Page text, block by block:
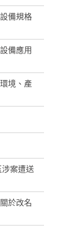
備規格
備應用
境、產
案遭送
於改名